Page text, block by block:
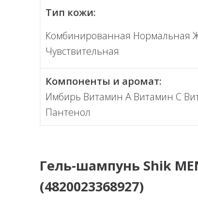
Тип кожи:
Комбинированная Нормальная
Чувствительная
Компоненты и аромат:
Имбирь Витамин А Витамин С
Пантенол
Гель-шампунь Shik
(4820023368927)